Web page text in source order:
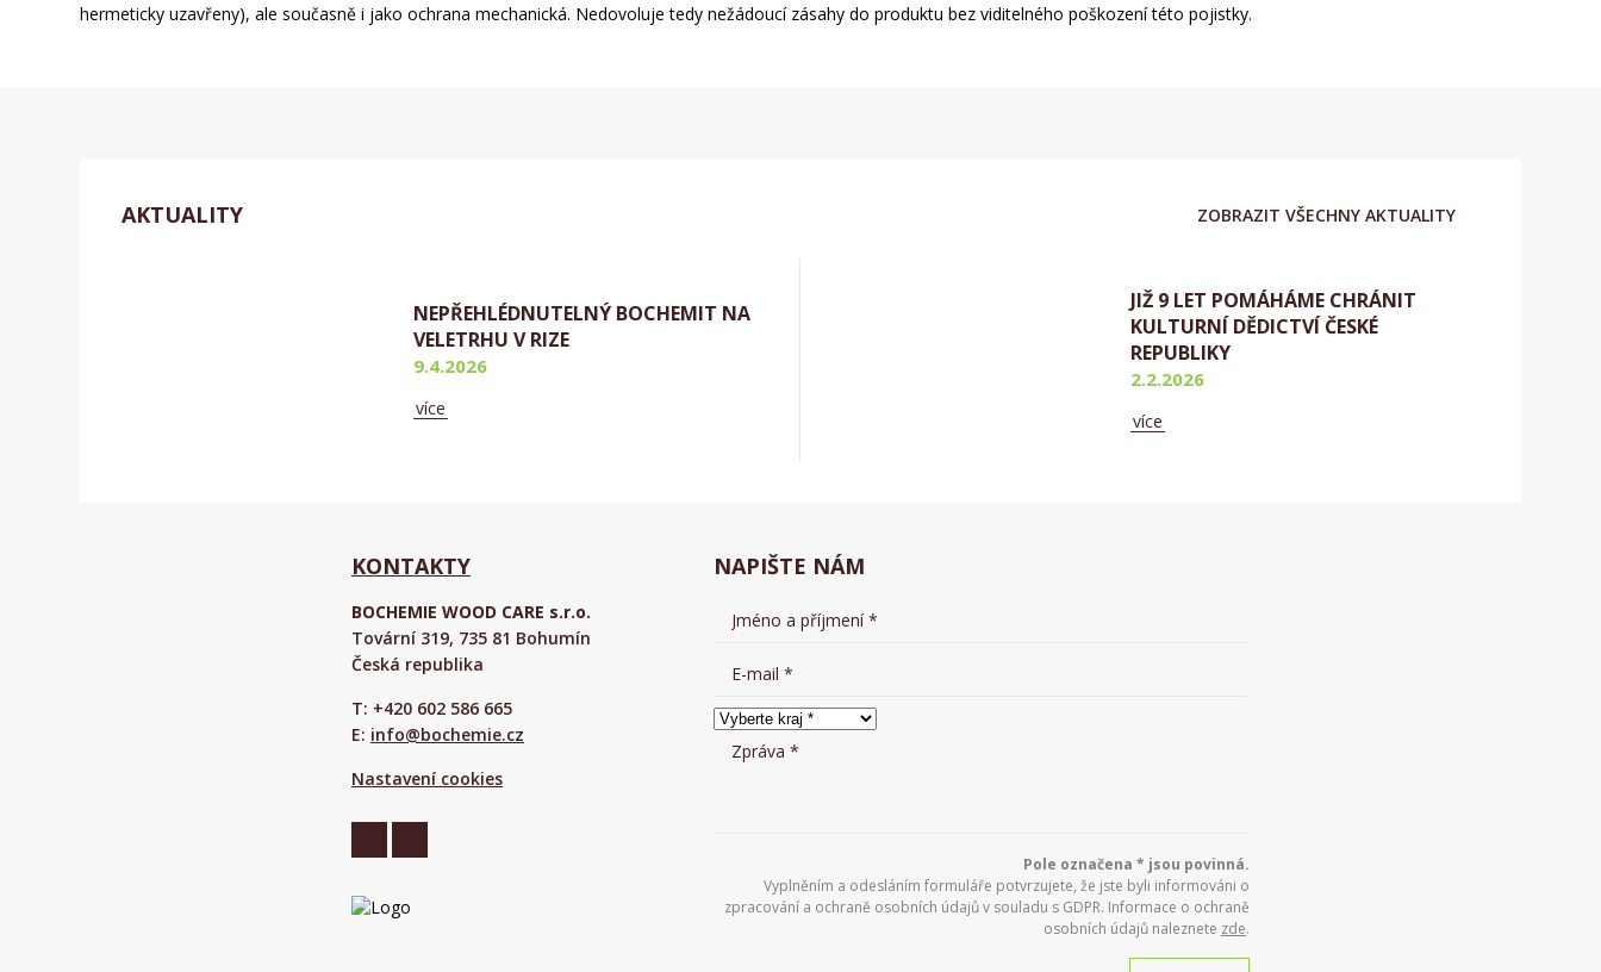
hermeticky uzavřeny), ale současně i jako ochrana mechanická. Nedovoluje tedy nežádoucí zásahy do produktu bez viditelného poškození této pojistky.
AKTUALITY ZOBRAZIT VŠECHNY AKTUALITY
NEPŘEHLÉDNUTELNÝ BOCHEMIT NA
VELETRHU V RIZE
9.4.2026
více
JIŽ 9 LET POMÁHÁME CHRÁNIT
KULTURNÍ DĚDICTVÍ ČESKÉ
REPUBLIKY
2.2.2026
více
KONTAKTY
BOCHEMIE WOOD CARE s.r.o.
Tovární 319, 735 81 Bohumín
Česká republika
T: +420 602 586 665
E: info@bochemie.cz
Nastavení cookies
NAPIŠTE NÁM
Pole označena * jsou povinná.
Vyplněním a odesláním formuláře potvrzujete, že jste byli informováni o
zpracování a ochraně osobních údajů v souladu s GDPR. Informace o ochraně
osobních údajů naleznete zde.